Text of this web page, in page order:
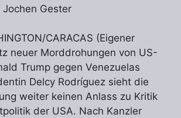
Jochen Gester
CARACAS (Eigener
neuer Morddrohungen von US-
Trump gegen Venezuelas
Delcy Rodríguez sieht die
weiter keinen Anlass zu Kritik
der USA. Nach Kanzler